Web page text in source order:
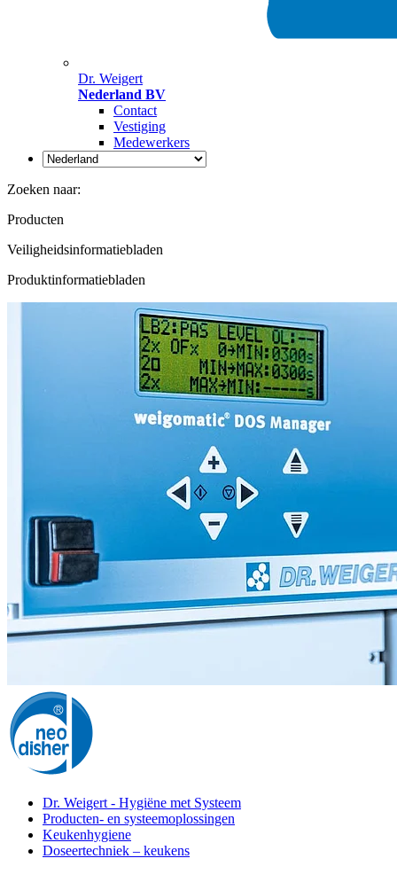
Dr. Weigert
Nederland BV
Contact
Vestiging
Medewerkers
Zoeken naar:
Producten
Veiligheidsinformatiebladen
Produktinformatiebladen
Dr. Weigert - Hygiëne met Systeem
Producten- en systeemoplossingen
Keukenhygiene
Doseertechniek – keukens